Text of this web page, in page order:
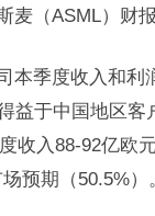
麦（ASML）财
本季度收入和利
益于中国地区客
收入88-92亿欧
预期（50.5%）